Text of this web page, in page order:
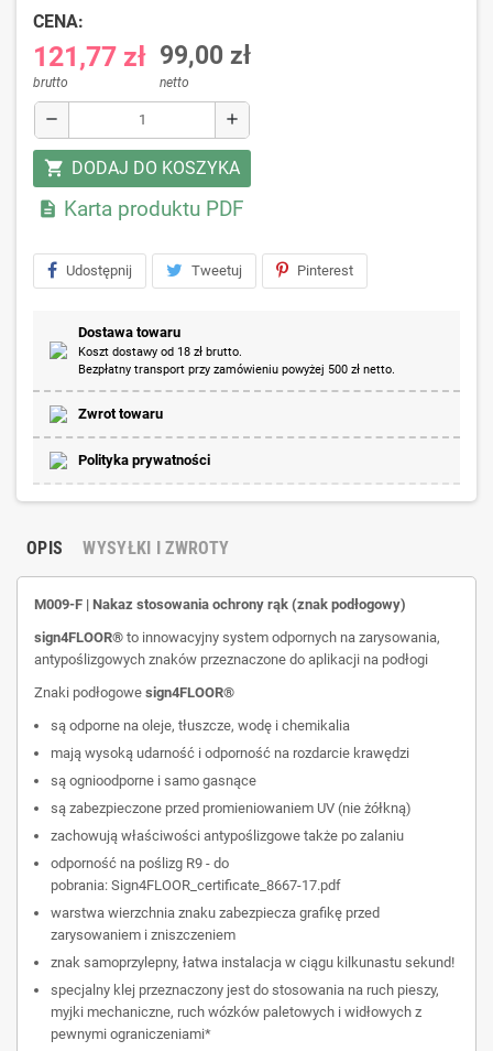
CENA:
121,77 zł
brutto
99,00 zł
netto
remove add
shopping_cart DODAJ DO KOSZYKA
 Karta produktu PDF
Udostępnij Tweetuj Pinterest
Dostawa towaru
Koszt dostawy od 18 zł brutto.
Bezpłatny transport przy zamówieniu powyżej 500 zł netto.
Zwrot towaru
Polityka prywatności
OPIS WYSYŁKI I ZWROTY
M009-F | Nakaz stosowania ochrony rąk (znak podłogowy)
sign4FLOOR® to innowacyjny system odpornych na zarysowania,
antypoślizgowych znaków przeznaczone do aplikacji na podłogi
Znaki podłogowe sign4FLOOR®
są odporne na oleje, tłuszcze, wodę i chemikalia
mają wysoką udarność i odporność na rozdarcie krawędzi
są ognioodporne i samo gasnące
są zabezpieczone przed promieniowaniem UV (nie żółkną)
zachowują właściwości antypoślizgowe także po zalaniu
odporność na poślizg R9 - do
pobrania: Sign4FLOOR_certificate_8667-17.pdf
warstwa wierzchnia znaku zabezpiecza grafikę przed
zarysowaniem i zniszczeniem
znak samoprzylepny, łatwa instalacja w ciągu kilkunastu sekund!
specjalny klej przeznaczony jest do stosowania na ruch pieszy,
myjki mechaniczne, ruch wózków paletowych i widłowych z
pewnymi ograniczeniami*